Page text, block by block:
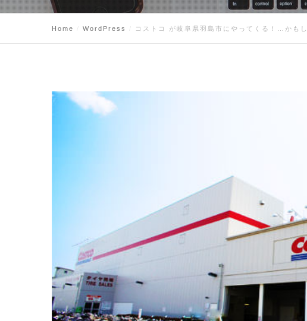
Home WordPress コストコ が岐阜県羽島市にやってくる！…かもし